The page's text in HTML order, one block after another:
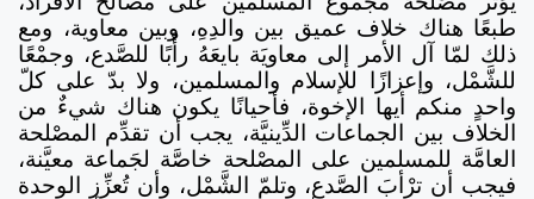
طبعًا هناك خلاف عميق بين والدِهِ، وبين معاوية، ومع
ذلك لمّا آل الأمر إلى معاويَة بايعَهُ رأْبًا للصَّدع، وجمْعًا
للشَّمْل، وإعزازًا للإسلام والمسلمين، ولا بدّ على كلّ
واحدٍ منكم أيها الإخوة، فأحيانًا يكون هناك شيءٌ من
الخلاف بين الجماعات الدِّينيَّة، يجب أن تقدِّم المصْلحة
العامَّة للمسلمين على المصْلحة خاصَّة لجَماعة معيَّنة،
فيجب أن ترْأبَ الصَّدع، وتلمّ الشَّمْل، وأن تُعزِّز الوحدة